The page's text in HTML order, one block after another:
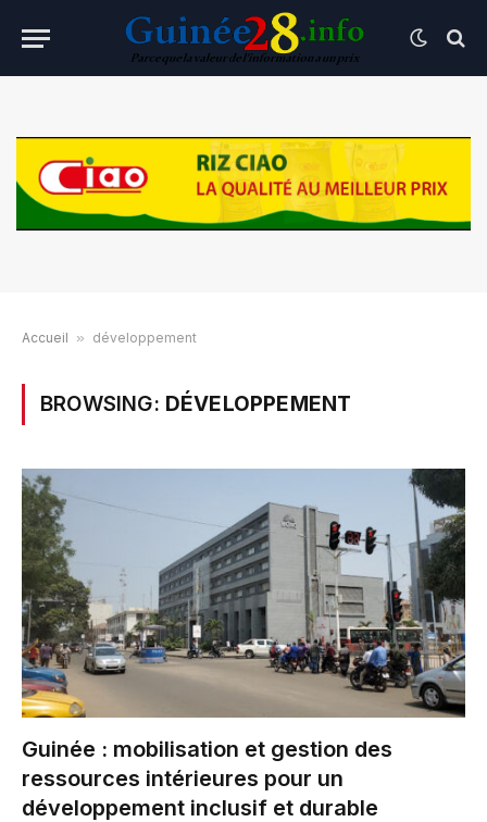
Accueil » développement
BROWSING: DÉVELOPPEMENT
Guinée : mobilisation et gestion des
ressources intérieures pour un
développement inclusif et durable